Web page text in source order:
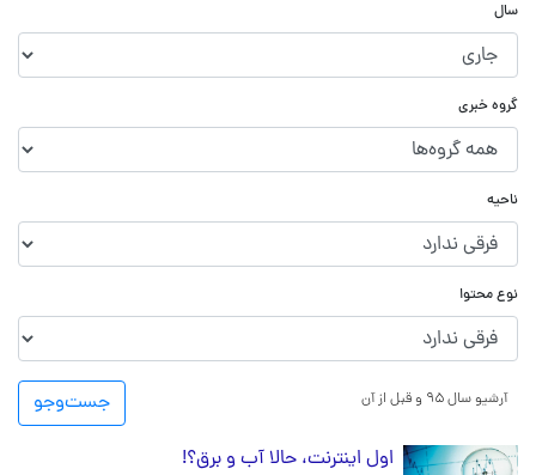
سال
گروه خبری
ناحیه
نوع محتوا
جست‌و‌جو آرشیو سال ۹۵ و قبل از آن
اول اینترنت، حالا آب و برق؟!